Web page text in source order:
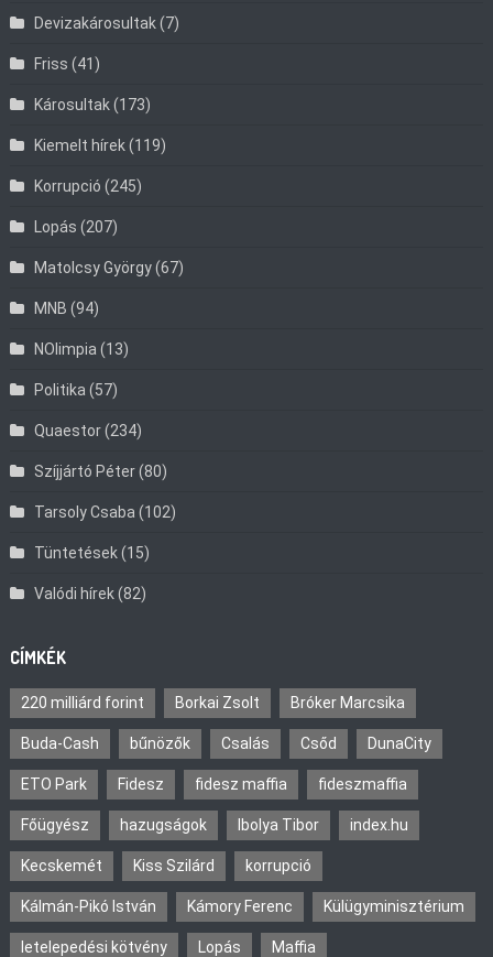
Devizakárosultak(7)
Friss (41)
Károsultak(173)
Kiemelt hírek(119)
Korrupció (245)
Lopás (207)
Matolcsy György(67)
MNB (94)
NOlimpia (13)
Politika (57)
Quaestor(234)
Szíjjártó Péter(80)
Tarsoly Csaba (102)
Tüntetések(15)
Valódi hírek(82)
CÍMKÉK
220 milliárd forint Borkai Zsolt Bróker Marcsika
Buda-Cash bűnözők Csalás Csőd DunaCity
ETO Park Fidesz fidesz maffia fideszmaffia
Főügyész hazugságok Ibolya Tibor index.hu
Kecskemét Kiss Szilárd korrupció
Kálmán-Pikó István Kámory Ferenc Külügyminisztérium
letelepedési kötvény Lopás Maffia